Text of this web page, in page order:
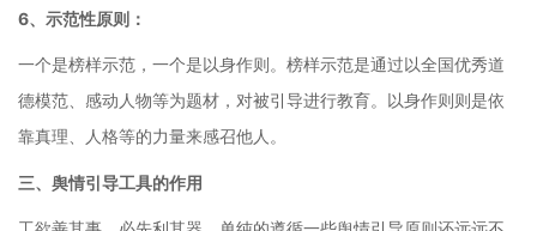
6、示范性原则：
一个是榜样示范，一个是以身作则。榜样示范是通过以全国优秀道
德模范、感动人物等为题材，对被引导进行教育。以身作则则是依
靠真理、人格等的力量来感召他人。
三、舆情引导工具的作用